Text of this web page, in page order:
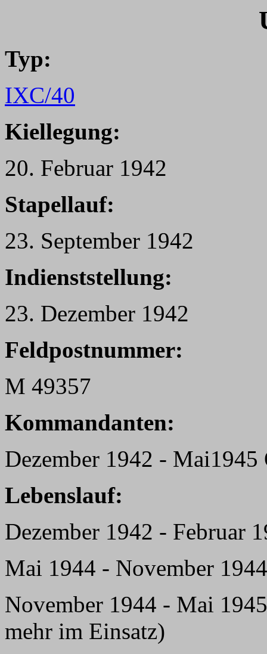
Typ:
IXC/40
Kiellegung:
20. Februar 1942
Stapellauf:
23. September 1942
Indienststellung:
23. Dezember 1942
Feldpostnummer:
M 49357
Kommandanten:
Dezember 1942 -
Lebenslauf:
Dezember 1942 - Februar
Mai 1944 - November
November 1944 - Mai
mehr im Einsatz)